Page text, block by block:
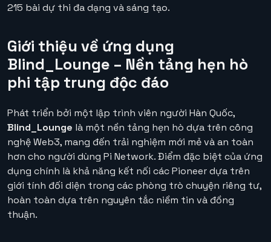
215 bài dự thi đa dạng và sáng tạo.
Giới thiệu về ứng dụng
Blind_Lounge – Nền tảng hẹn hò
phi tập trung độc đáo
Phát triển bởi một lập trình viên người Hàn Quốc,
Blind_Lounge là một nền tảng hẹn hò dựa trên công
nghệ Web3, mang đến trải nghiệm mới mẻ và an toàn
hơn cho người dùng Pi Network. Điểm đặc biệt của ứng
dụng chính là khả năng kết nối các Pioneer dựa trên
giới tính đối diện trong các phòng trò chuyện riêng tư,
hoàn toàn dựa trên nguyên tắc niềm tin và đồng
thuận.